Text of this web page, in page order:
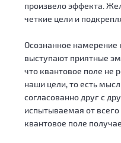
произвело эффекта.
четкие цели и
Осознанное намерение
выступают приятные
что квантовое поле не
наши цели, то есть
согласованно друг с
испытываемая от
квантовое поле